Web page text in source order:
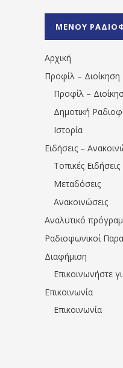
ΜΕΝΟΥ
Αρχική
Προφίλ – Διοίκηση
Προφίλ –
Δημοτική
Ιστορία
Ειδήσεις –
Τοπικές Ειδήσεις
Μεταδόσεις
Ανακοινώσεις
Αναλυτικό
Ραδιοφωνικοί
Διαφήμιση
Επικοινωνήστε
Επικοινωνία
Επικοινωνία